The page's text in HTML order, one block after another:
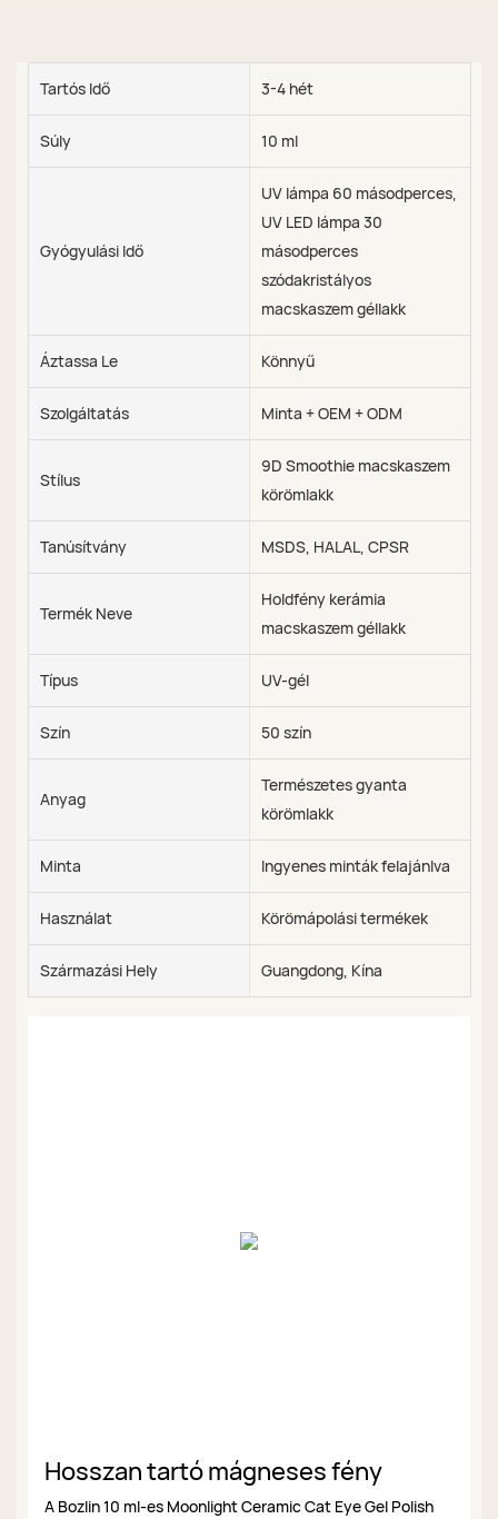
Tartós Idő 3-4 hét
Súly 10 ml
Gyógyulási Idő
UV lámpa 60 másodperces,
UV LED lámpa 30
másodperces
szódakristályos
macskaszem géllakk
Áztassa Le Könnyű
Szolgáltatás Minta + OEM + ODM
Stílus
9D Smoothie macskaszem
körömlakk
Tanúsítvány MSDS, HALAL, CPSR
Termék Neve
Holdfény kerámia
macskaszem géllakk
Típus UV-gél
Szín 50 szín
Anyag
Természetes gyanta
körömlakk
Minta Ingyenes minták felajánlva
Használat Körömápolási termékek
Származási Hely Guangdong, Kína
Hosszan tartó mágneses fény
A Bozlin 10 ml-es Moonlight Ceramic Cat Eye Gel Polish